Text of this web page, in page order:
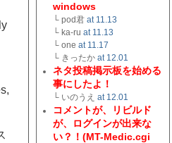
windows
└ pod君 at 11.13
└ ka-ru at 11.13
└ one at 11.17
└ きったか at 12.01
ネタ投稿掲示板を始める
事にしたよ！
└ いのうえ at 12.01
コメントが、リビルド
が、ログインが出来な
い？！(MT-Medic.cgi